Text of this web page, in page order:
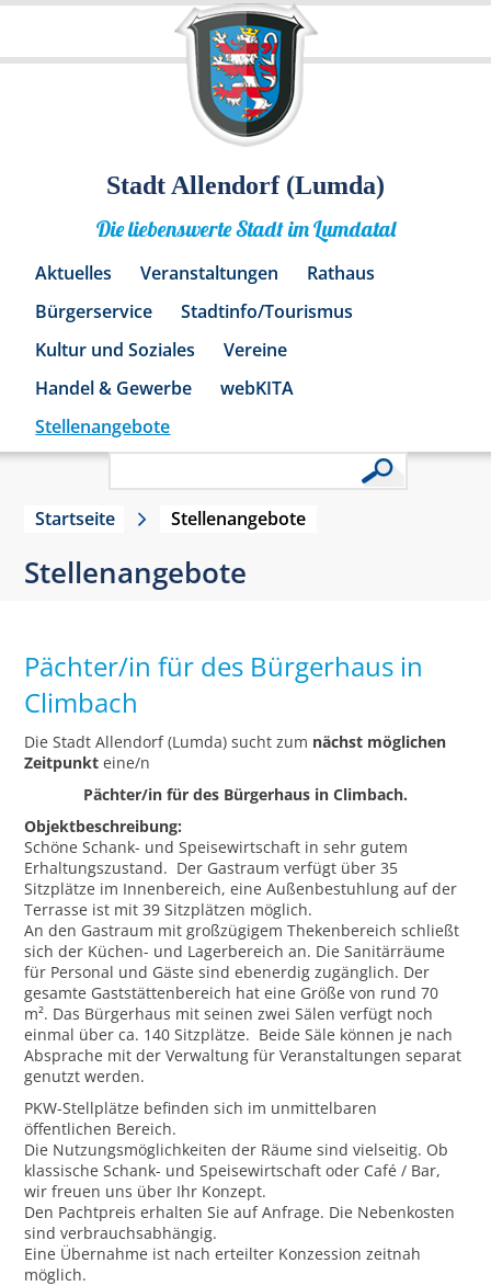
Stadt Allendorf (Lumda)
Die liebenswerte Stadt im Lumdatal
Aktuelles Veranstaltungen
Rathaus
Bürgerservice
Stadtinfo/Tourismus
Kultur und Soziales
Vereine
Handel & Gewerbe
webKITA
Stellenangebote
Startseite Stellenangebote
Stellenangebote
Pächter/in für des Bürgerhaus in
Climbach
Die Stadt Allendorf (Lumda) sucht zum nächst möglichen
Zeitpunkteine/n
Pächter/in für des Bürgerhaus in Climbach.
Objektbeschreibung:
Schöne Schank- und Speisewirtschaft in sehr gutem
Erhaltungszustand. Der Gastraum verfügt über 35
Sitzplätze im Innenbereich, eine Außenbestuhlung auf der
Terrasse ist mit 39 Sitzplätzen möglich.
An den Gastraum mit großzügigem Thekenbereich schließt
sich der Küchen- und Lagerbereich an. Die Sanitärräume
für Personal und Gäste sind ebenerdig zugänglich. Der
gesamte Gaststättenbereich hat eine Größe von rund 70
m². Das Bürgerhaus mit seinen zwei Sälen verfügt noch
einmal über ca. 140 Sitzplätze. Beide Säle können je nach
Absprache mit der Verwaltung für Veranstaltungen separat
genutzt werden.
PKW-Stellplätze befinden sich im unmittelbaren
öffentlichen Bereich.
Die Nutzungsmöglichkeiten der Räume sind vielseitig. Ob
klassische Schank- und Speisewirtschaft oder Café / Bar,
wir freuen uns über Ihr Konzept.
Den Pachtpreis erhalten Sie auf Anfrage. Die Nebenkosten
sind verbrauchsabhängig.
Eine Übernahme ist nach erteilter Konzession zeitnah
möglich.